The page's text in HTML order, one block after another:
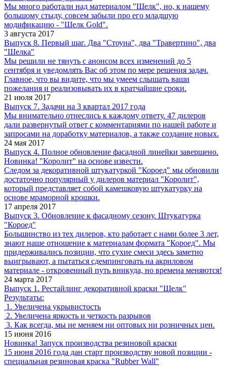
Мы много работали над материалом "Шелк", но, к нашему
большому стыду, совсем забыли про его младшую
модификацию - "Шелк Gold".
3 августа 2017
Выпуск 8. Первый шаг. Два "Стоуна", два "Травертино", два
"Шелка"
Мы решили не тянуть с анонсом всех изменений до 5
сентября и уведомлять Вас об этом по мере решения задач.
Главное, что вы видите, что мы умеем слышать ваши
пожелания и реализовывать их в кратчайшие сроки.
21 июля 2017
Выпуск 7. Задачи на 3 квартал 2017 года
Мы внимательно отнеслись к каждому ответу. 47 дилеров
дали развернутый ответ с комментариями по нашей работе и
запросами на доработку материалов, а также создание новых.
24 мая 2017
Выпуск 4. Полное обновление фасадной линейки завершено.
Новинка! "Королит" на основе извести.
Следом за декоративной штукатуркой "Короед" мы обновили
достаточно популярный у дилеров материал "Королит",
который представляет собой камешковую штукатурку на
основе мраморной крошки.
17 апреля 2017
Выпуск 3. Обновление к фасадному сезону. Штукатурка
"Короед"
Большинство из тех дилеров, кто работает с нами более 3 лет,
знают наше отношение к материалам формата "Короед". Мы
придерживались позиции, что сухие смеси здесь заметно
выигрывают, а пытаться сдемпинговать на акриловом
материале - откровенный путь вникуда, но времена меняются!
24 марта 2017
Выпуск 1. Рестайлинг декоративной краски "Шелк"
Результаты:
1. Увеличена укрывистость
2. Увеличена яркость и четкость разрывов
3. Как всегда, мы не меняем ни оптовых ни розничных цен.
15 июня 2016
Новинка! Запуск производства резиновой краски
15 июня 2016 года дан старт производству новой позиции -
специальная резиновая краска "Rubber Wall"